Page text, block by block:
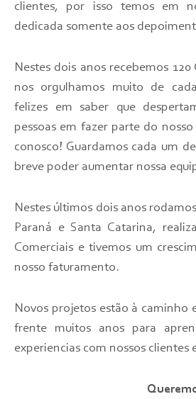
clientes, por isso temos em
dedicada somente aos
Nestes dois anos recebemos 120
nos orgulhamos muito de
felizes em saber que
pessoas em fazer parte do
conosco! Guardamos cada um
breve poder aumentar nossa
Nestes últimos dois anos
Paraná e Santa Catarina,
Comerciais e tivemos um
nosso faturamento.
Novos projetos estão à caminho
frente muitos anos para
experiencias com nossos clientes